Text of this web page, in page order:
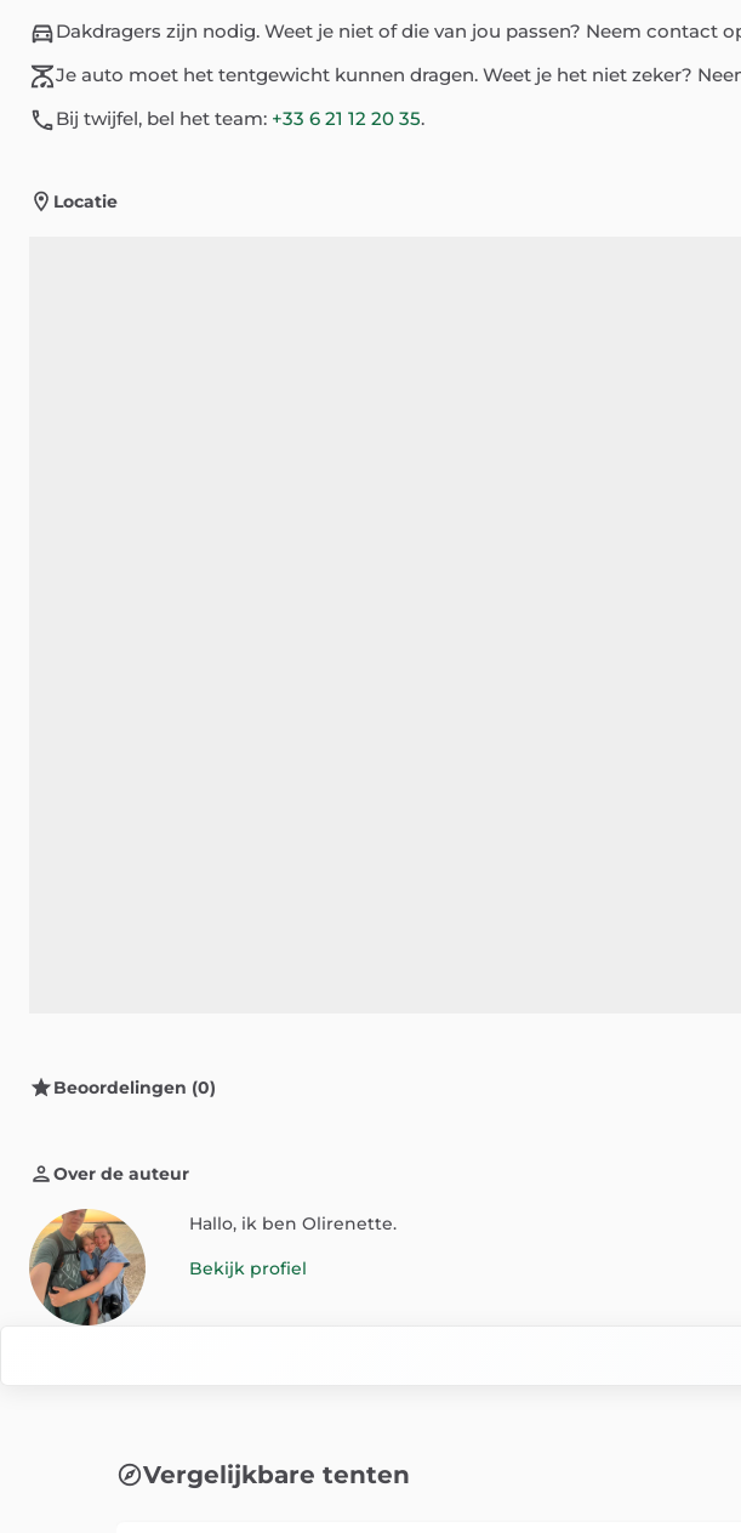
Dakdragers zijn nodig. Weet je niet of die van jou passen? Neem contact
Je auto moet het tentgewicht kunnen dragen. Weet je het niet zeker?
Bij twijfel, bel het team: +33 6 21 12 20 35.
Locatie
Beoordelingen (0)
Over de auteur
Hallo, ik ben Olirenette.
Bekijk profiel
Vergelijkbare tenten